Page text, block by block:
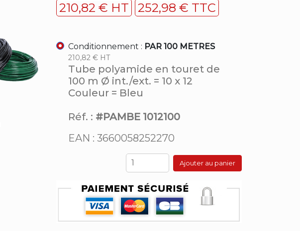
210,82 € HT 252,98 € TTC
Conditionnement : PAR 100 METRES
210,82 € HT
Tube polyamide en touret de
100 m Ø int./ext. = 10 x 12
Couleur = Bleu
Réf. : #PAMBE 1012100
EAN : 3660058252270
Ajouter au panier